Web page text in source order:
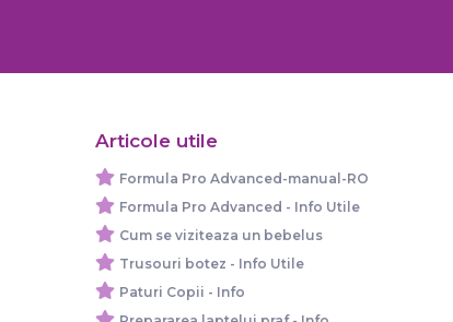
Articole utile
Formula Pro Advanced-manual-RO
Formula Pro Advanced - Info Utile
Cum se viziteaza un bebelus
Trusouri botez - Info Utile
Paturi Copii - Info